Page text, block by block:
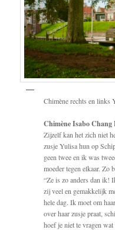
Chimène rechts en links
Chimène Isabo
Zijzelf kan het zich niet
zusje Yulisa hun op
geen twee en ik was
moeder tegen elkaar. Zo
“Ze is zo anders dan ik!
zij veel en gemakkelijk
hele dag. Ik moet om
over haar zusje praat,
hoef je niet te vragen